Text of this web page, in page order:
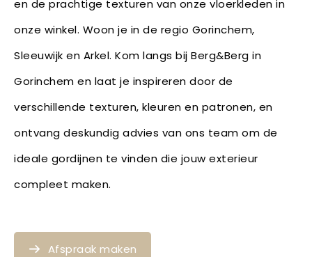
en de prachtige texturen van onze vloerkleden in
onze winkel. Woon je in de regio Gorinchem,
Sleeuwijk en Arkel. Kom langs bij Berg&Berg in
Gorinchem en laat je inspireren door de
verschillende texturen, kleuren en patronen, en
ontvang deskundig advies van ons team om de
ideale gordijnen te vinden die jouw exterieur
compleet maken.
Afspraak maken